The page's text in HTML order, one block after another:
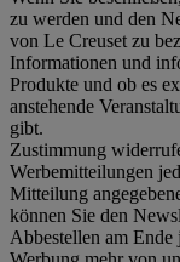
zu werden und den
von Le Creuset zu
Informationen und
Produkte und ob es
anstehende
gibt.
Zustimmung
Werbemitteilungen
Mitteilung
können Sie den
Abbestellen am